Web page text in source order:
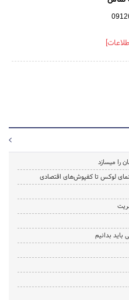
میسازد
لوکس تا کفپوش‌های اقتصادی
بدانیم